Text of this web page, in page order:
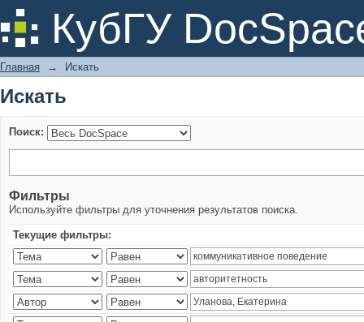
КубГУ
Искать
Главная → Искать
Искать
Поиск:
Фильтры
Используйте фильтры для уточнения результатов поиска.
Текущие фильтры: